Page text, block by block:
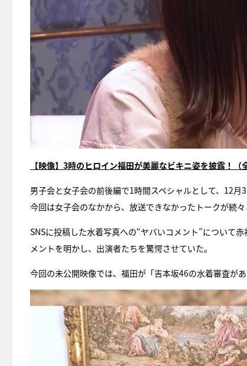
【映像】3時のヒロイン福田が美麗なビキニ姿を披露！（
男子会と女子会の前後編で1時間スペシャルとして、12
今回は女子会のなかから、放送できなかったトークが続々
SNSに投稿した水着写真への“ヤバいコメント”について
メントを明かし、出演者たちを驚愕させていた。
今回の未公開映像では、福田が「吉本坂46の水着審査が